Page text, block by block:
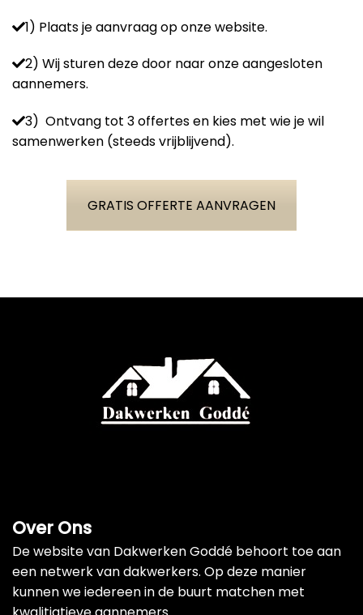
1) Plaats je aanvraag op onze website.
2) Wij sturen deze door naar onze aangesloten
aannemers.
3) Ontvang tot 3 offertes en kies met wie je wil
samenwerken (steeds vrijblijvend).
GRATIS OFFERTE AANVRAGEN
Over Ons
De website van Dakwerken Goddé behoort toe aan
een netwerk van dakwerkers. Op deze manier
kunnen we iedereen in de buurt matchen met